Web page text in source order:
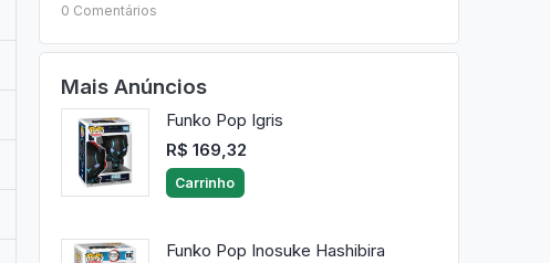
0 Comentários
Mais Anúncios
Funko Pop Igris
R$ 169,32
Carrinho
Funko Pop Inosuke Hashibira